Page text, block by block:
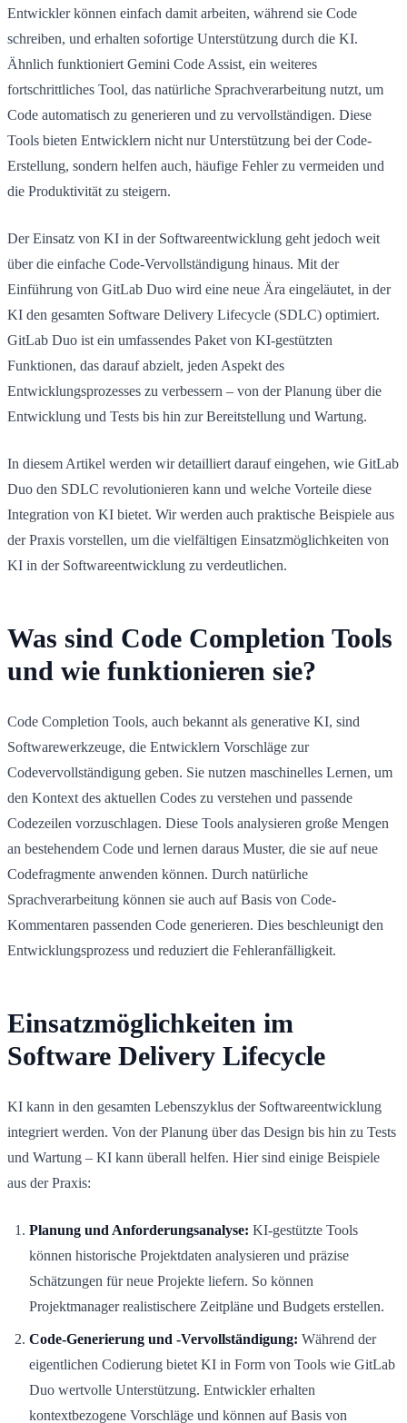
Entwickler können einfach damit arbeiten, während sie Code
schreiben, und erhalten sofortige Unterstützung durch die KI.
Ähnlich funktioniert Gemini Code Assist, ein weiteres
fortschrittliches Tool, das natürliche Sprachverarbeitung nutzt, um
Code automatisch zu generieren und zu vervollständigen. Diese
Tools bieten Entwicklern nicht nur Unterstützung bei der Code-
Erstellung, sondern helfen auch, häufige Fehler zu vermeiden und
die Produktivität zu steigern.
Der Einsatz von KI in der Softwareentwicklung geht jedoch weit
über die einfache Code-Vervollständigung hinaus. Mit der
Einführung von GitLab Duo wird eine neue Ära eingeläutet, in der
KI den gesamten Software Delivery Lifecycle (SDLC) optimiert.
GitLab Duo ist ein umfassendes Paket von KI-gestützten
Funktionen, das darauf abzielt, jeden Aspekt des
Entwicklungsprozesses zu verbessern – von der Planung über die
Entwicklung und Tests bis hin zur Bereitstellung und Wartung.
In diesem Artikel werden wir detailliert darauf eingehen, wie GitLab
Duo den SDLC revolutionieren kann und welche Vorteile diese
Integration von KI bietet. Wir werden auch praktische Beispiele aus
der Praxis vorstellen, um die vielfältigen Einsatzmöglichkeiten von
KI in der Softwareentwicklung zu verdeutlichen.
Was sind Code Completion Tools
und wie funktionieren sie?
Code Completion Tools, auch bekannt als generative KI, sind
Softwarewerkzeuge, die Entwicklern Vorschläge zur
Codevervollständigung geben. Sie nutzen maschinelles Lernen, um
den Kontext des aktuellen Codes zu verstehen und passende
Codezeilen vorzuschlagen. Diese Tools analysieren große Mengen
an bestehendem Code und lernen daraus Muster, die sie auf neue
Codefragmente anwenden können. Durch natürliche
Sprachverarbeitung können sie auch auf Basis von Code-
Kommentaren passenden Code generieren. Dies beschleunigt den
Entwicklungsprozess und reduziert die Fehleranfälligkeit.
Einsatzmöglichkeiten im
Software Delivery Lifecycle
KI kann in den gesamten Lebenszyklus der Softwareentwicklung
integriert werden. Von der Planung über das Design bis hin zu Tests
und Wartung – KI kann überall helfen. Hier sind einige Beispiele
aus der Praxis:
Planung und Anforderungsanalyse: KI-gestützte Tools
können historische Projektdaten analysieren und präzise
Schätzungen für neue Projekte liefern. So können
Projektmanager realistischere Zeitpläne und Budgets erstellen.
Code-Generierung und -Vervollständigung: Während der
eigentlichen Codierung bietet KI in Form von Tools wie GitLab
Duo wertvolle Unterstützung. Entwickler erhalten
kontextbezogene Vorschläge und können auf Basis von